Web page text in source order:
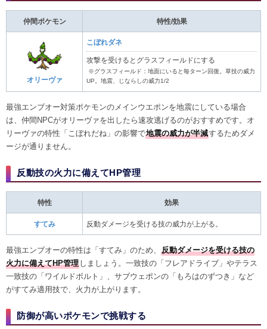
仲間ポケモン 特性/効果
オリーヴァ
こぼれダネ
攻撃を受けるとグラスフィールドにする
※グラスフィールド：地面にいると毎ターン回復。草技の威力
UP。地震、じならしの威力1/2
最強エンブオー対策ポケモンのメインウエポンを地震にしている場合
は、仲間NPCがオリーヴァを出したら速攻逃げるのがおすすめです。オ
リーヴァの特性「こぼれだね」の影響で地震の威力が半減するためダメ
ージが通りません。
反動技の火力に備えてHP管理
特性 効果
すてみ 反動ダメージを受ける技の威力が上がる。
最強エンブオーの特性は「すてみ」のため、 反動ダメージを受ける技の
火力に備えてHP管理 しましょう。一致技の「フレアドライブ」やテラス
一致技の「ワイルドボルト」、サブウェポンの「もろはのずつき」など
がすてみ適用技で、火力が上がります。
防御が高いポケモンで挑戦する